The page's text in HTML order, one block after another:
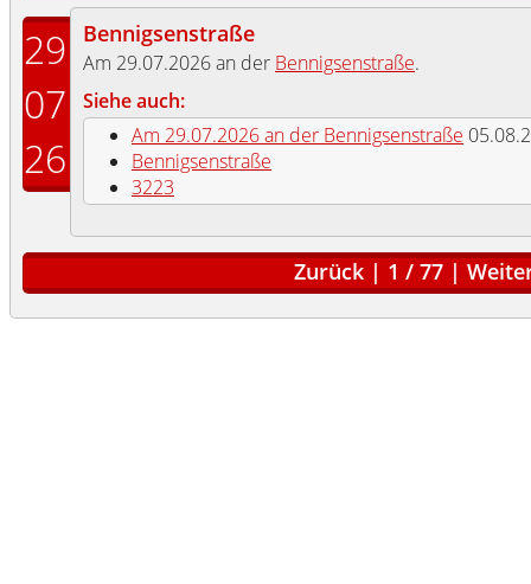
29
07
26
Bennigsenstraße
Am 29.07.2026 an der Bennigsenstraße.
Siehe auch:
Am 29.07.2026 an der Bennigsenstraße
Bennigsenstraße
3223
Zurück | 1 / 77 |